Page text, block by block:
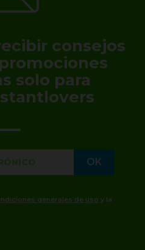
consejos
solo para
generales de uso y la